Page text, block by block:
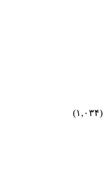
(۱,۰۳۴)